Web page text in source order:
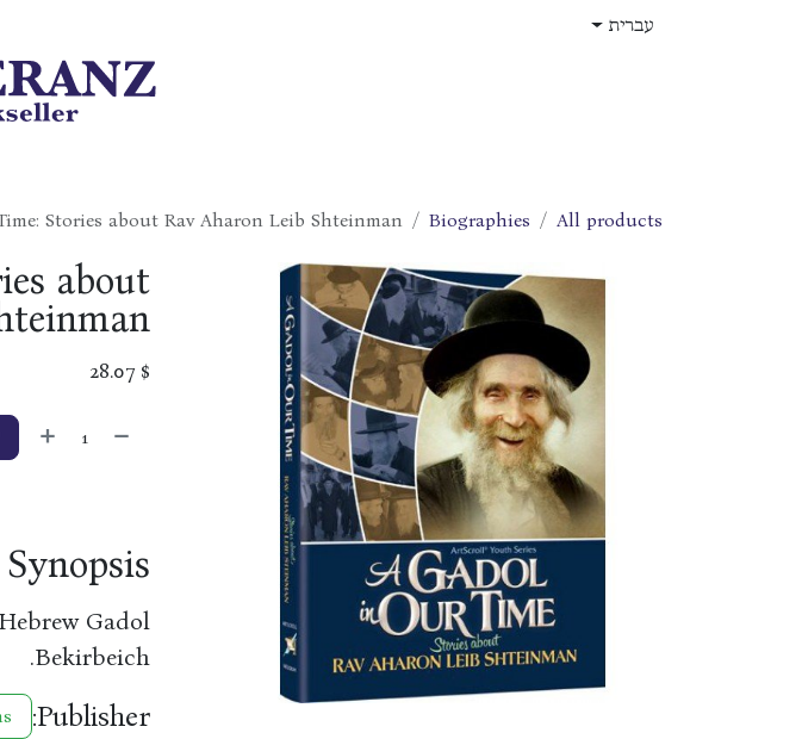
עברית
All products
Biographies
Stories about Rav Aharon Leib Shteinman
about
$
28.07
Synopsis
Gadol
Bekirbeich.
Publisher: